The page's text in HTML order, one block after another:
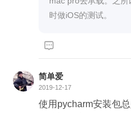
时做iOS的测试。

简单爱
2019-12-17
使用pycharm安装包